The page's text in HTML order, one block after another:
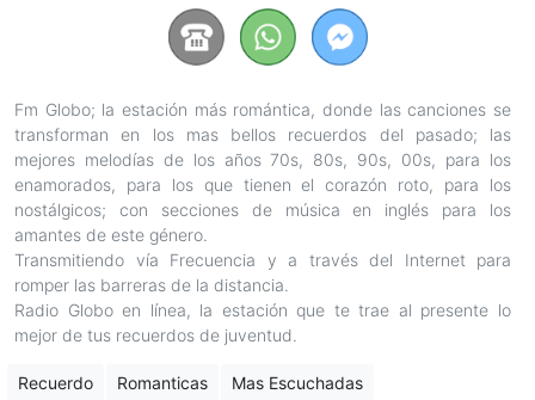
Fm Globo; la estación más romántica, donde las canciones se
transforman en los mas bellos recuerdos del pasado; las
mejores melodías de los años 70s, 80s, 90s, 00s, para los
enamorados, para los que tienen el corazón roto, para los
nostálgicos; con secciones de música en inglés para los
amantes de este género.
Transmitiendo vía Frecuencia y a través del Internet para
romper las barreras de la distancia.
Radio Globo en línea, la estación que te trae al presente lo
mejor de tus recuerdos de juventud.
Recuerdo Romanticas Mas Escuchadas